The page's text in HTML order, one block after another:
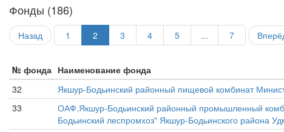
Фонды (186)
Назад 1 2 3 4 5 ... 7
№ фонда Наименование фонда
32
Якшур-Бодьинский районный пищевой комбинат
33
ОАФ.Якшур-Бодьинский районный промышленный
Бодьинский леспромхоз" Якшур-Бодьинского района